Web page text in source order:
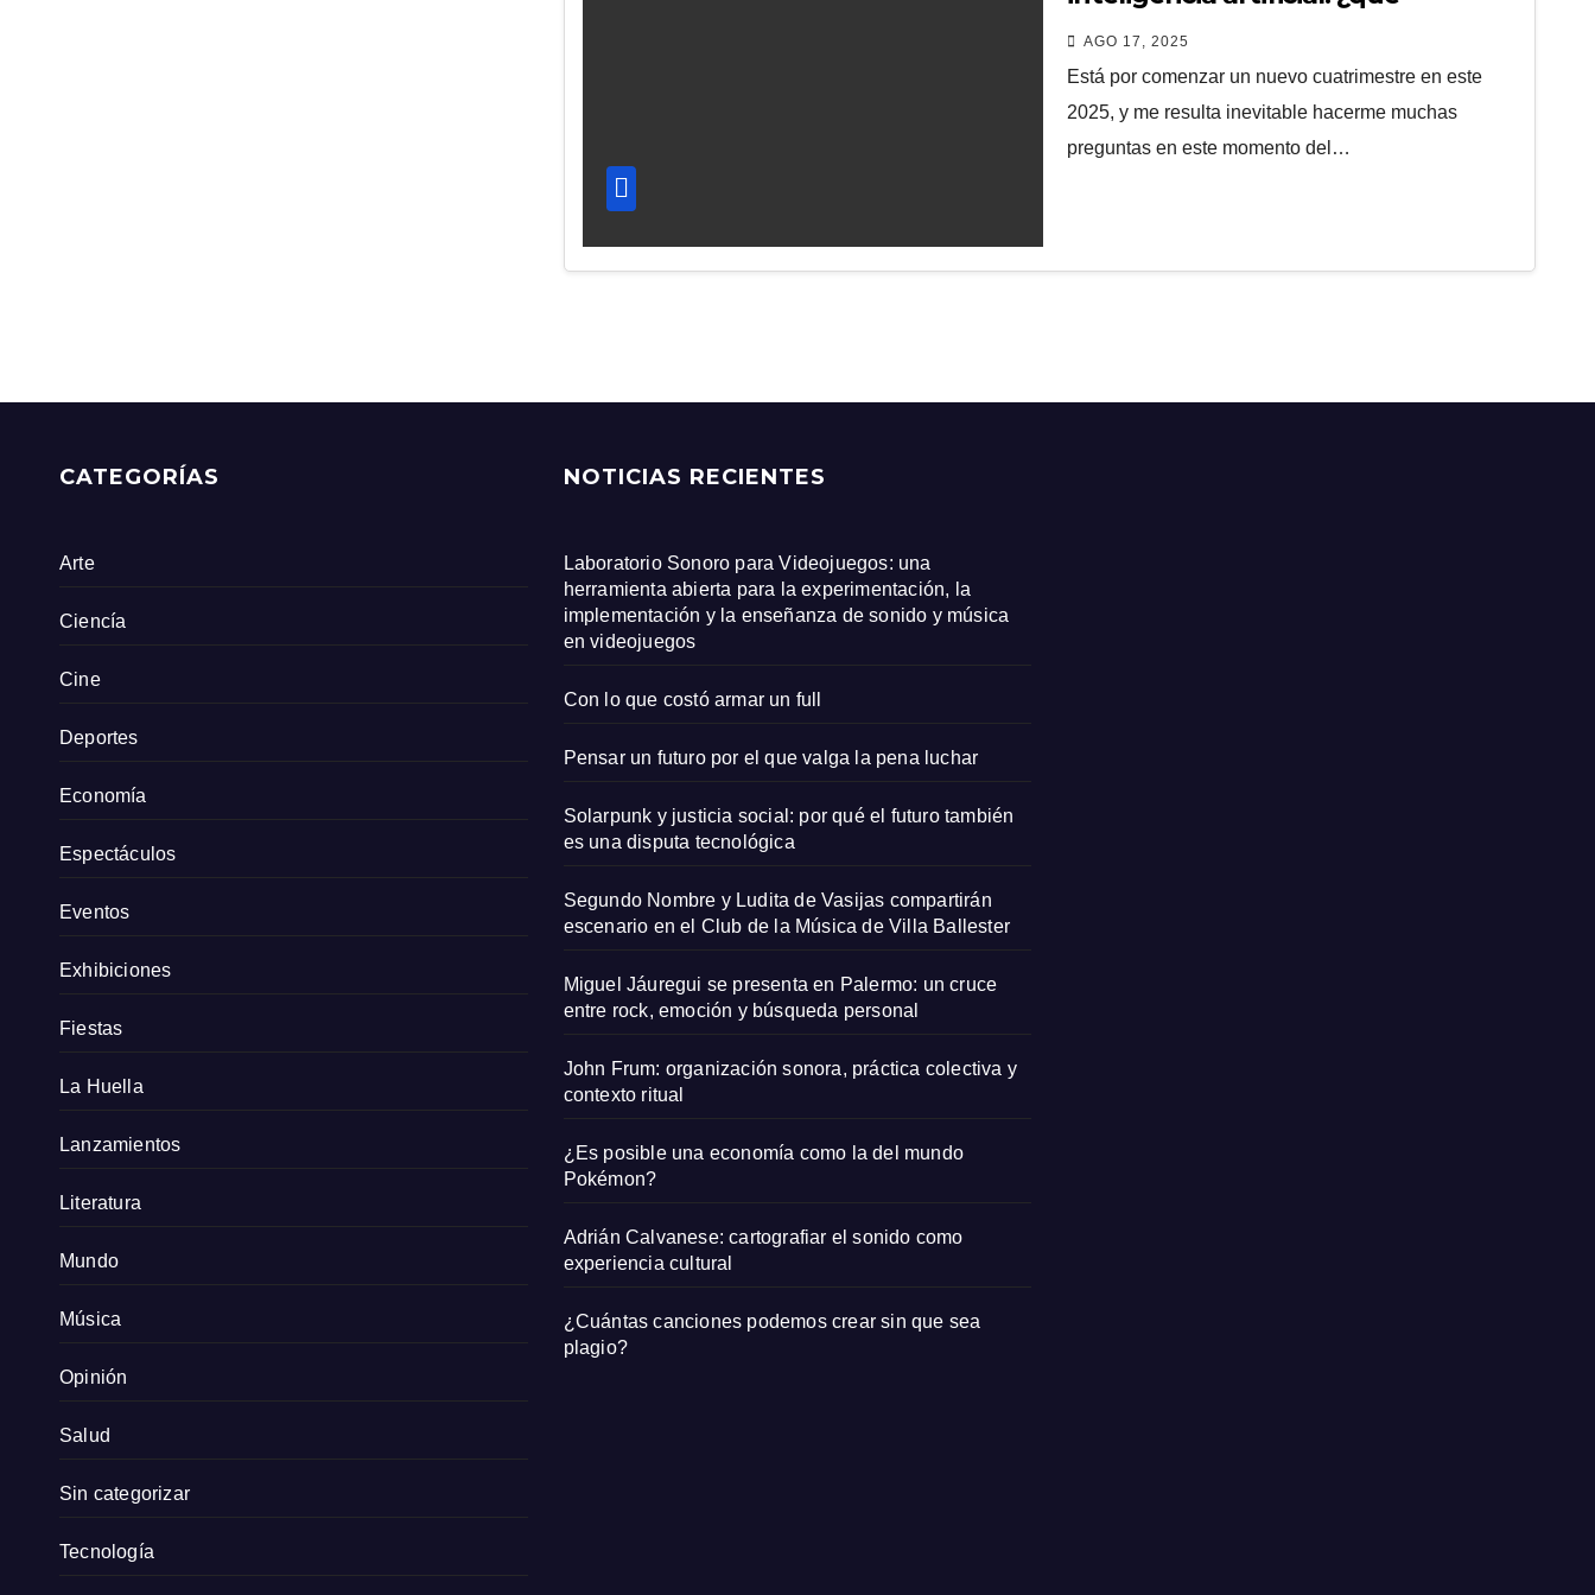
deberíamos enseñar?
AGO 17, 2025
Está por comenzar un nuevo cuatrimestre en este
2025, y me resulta inevitable hacerme muchas
preguntas en este momento del…
CATEGORÍAS
Arte
Ciencía
Cine
Deportes
Economía
Espectáculos
Eventos
Exhibiciones
Fiestas
La Huella
Lanzamientos
Literatura
Mundo
Música
Opinión
Salud
Sin categorizar
Tecnología
NOTICIAS RECIENTES
Laboratorio Sonoro para Videojuegos: una
herramienta abierta para la experimentación, la
implementación y la enseñanza de sonido y música
en videojuegos
Con lo que costó armar un full
Pensar un futuro por el que valga la pena luchar
Solarpunk y justicia social: por qué el futuro también
es una disputa tecnológica
Segundo Nombre y Ludita de Vasijas compartirán
escenario en el Club de la Música de Villa Ballester
Miguel Jáuregui se presenta en Palermo: un cruce
entre rock, emoción y búsqueda personal
John Frum: organización sonora, práctica colectiva y
contexto ritual
¿Es posible una economía como la del mundo
Pokémon?
Adrián Calvanese: cartografiar el sonido como
experiencia cultural
¿Cuántas canciones podemos crear sin que sea
plagio?